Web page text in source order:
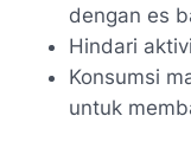
dengan es
Hindari
Konsumsi
untuk